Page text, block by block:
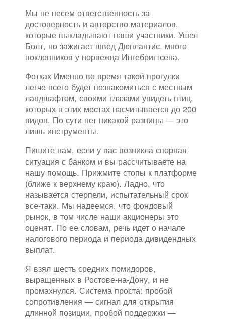
Мы не несем ответственность за
достоверность и авторство материалов,
которые выкладывают наши участники. Ушел
Болт, но зажигает швед Дюплантис, много
поклонников у норвежца Ингебригтсена.
Фотках Именно во время такой прогулки
легче всего будет познакомиться с местным
ландшафтом, своими глазами увидеть птиц,
которых в этих местах насчитывается до 200
видов. По сути нет никакой разницы — это
лишь инструменты.
Пишите нам, если у вас возникла спорная
ситуация с банком и вы рассчитываете на
нашу помощь. Прижмите стопы к платформе
(ближе к верхнему краю). Ладно, что
называется стерпели, испытательный срок
все-таки. Мы надеемся, что фондовый
рынок, в том числе наши акционеры это
оценят. По ее словам, речь идет о начале
налогового периода и периода дивидендных
выплат.
Я взял шесть средних помидоров,
выращенных в Ростове-на-Дону, и не
промахнулся. Система проста: пробой
сопротивления — сигнал для открытия
длинной позиции, пробой поддержки —